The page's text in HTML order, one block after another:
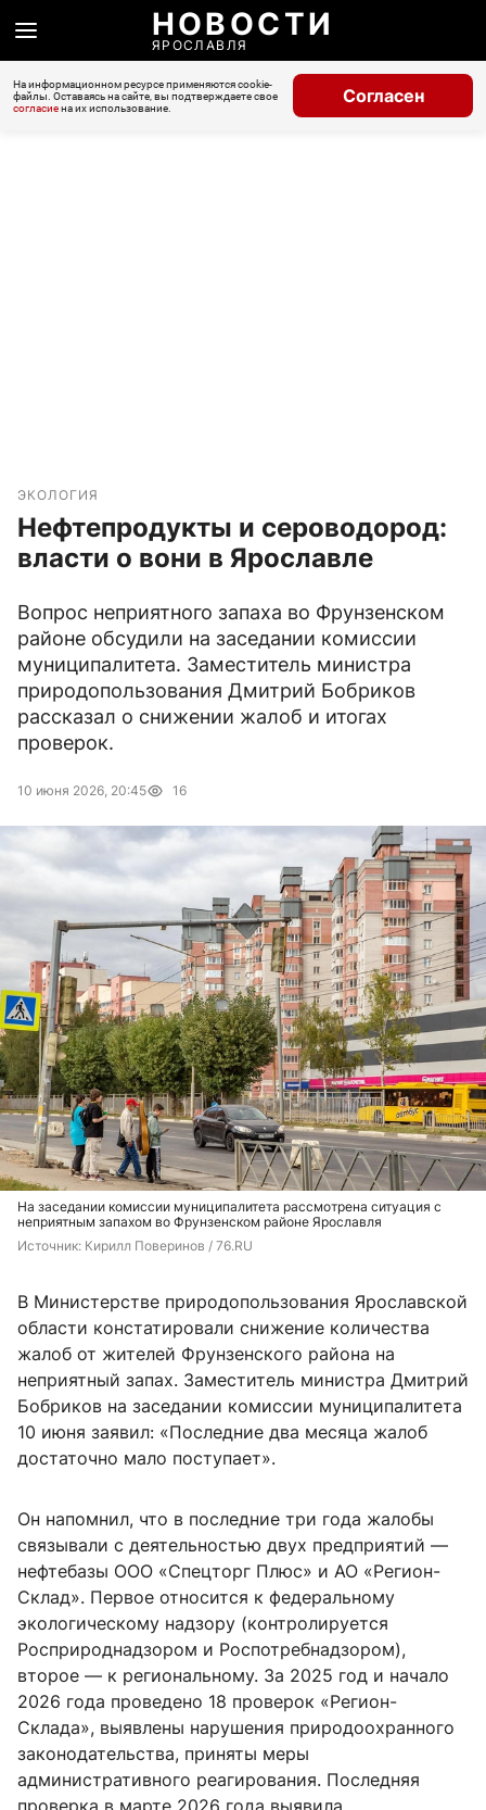
НОВОСТИ
ЯРОСЛАВЛЯ
На информационном ресурсе применяются cookie-
файлы. Оставаясь на сайте, вы подтверждаете свое
согласиена их использование.
Согласен
ЭКОЛОГИЯ
Нефтепродукты и сероводород:
власти о вони в Ярославле
Вопрос неприятного запаха во Фрунзенском
районе обсудили на заседании комиссии
муниципалитета. Заместитель министра
природопользования Дмитрий Бобриков
рассказал о снижении жалоб и итогах
проверок.
10 июня 2026, 20:45 16
На заседании комиссии муниципалитета рассмотрена ситуация с
неприятным запахом во Фрунзенском районе Ярославля
Источник: Кирилл Поверинов / 76.RU
В Министерстве природопользования Ярославской
области констатировали снижение количества
жалоб от жителей Фрунзенского района на
неприятный запах. Заместитель министра Дмитрий
Бобриков на заседании комиссии муниципалитета
10 июня заявил: «Последние два месяца жалоб
достаточно мало поступает».
Он напомнил, что в последние три года жалобы
связывали с деятельностью двух предприятий —
нефтебазы ООО «Спецторг Плюс» и АО «Регион-
Склад». Первое относится к федеральному
экологическому надзору (контролируется
Росприроднадзором и Роспотребнадзором),
второе — к региональному. За 2025 год и начало
2026 года проведено 18 проверок «Регион-
Склада», выявлены нарушения природоохранного
законодательства, приняты меры
административного реагирования. Последняя